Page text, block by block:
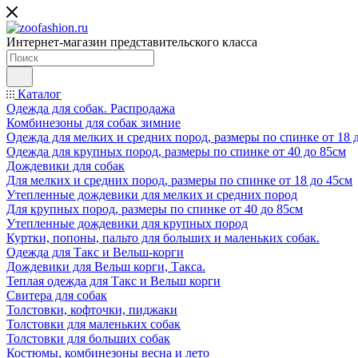
Интернет-магазин представительского класса
Каталог
Одежда для собак. Распродажа
Комбинезоны для собак зимние
Одежда для мелких и средних пород, размеры по спинке от 18
Одежда для крупных пород, размеры по спинке от 40 до 85см
Дождевики для собак
Для мелких и средних пород, размеры по спинке от 18 до 45см
Утепленные дождевики для мелких и средних пород
Для крупных пород, размеры по спинке от 40 до 85см
Утепленные дождевики для крупных пород
Куртки, попоны, пальто для больших и маленьких собак.
Одежда для Такс и Вельш-корги
Дождевики для Вельш корги, Такса.
Теплая одежда для Такс и Вельш корги
Свитера для собак
Толстовки, кофточки, пиджаки
Толстовки для маленьких собак
Толстовки для больших собак
Костюмы, комбинезоны весна и лето